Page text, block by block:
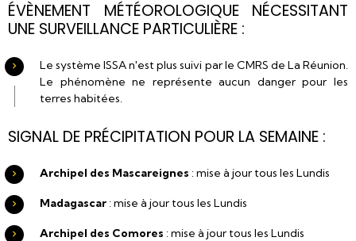
ÉVÈNEMENT MÉTÉOROLOGIQUE NÉCESSITANT
UNE SURVEILLANCE PARTICULIÈRE :
Le système ISSA n'est plus suivi par le CMRS de La Réunion.
Le phénomène ne représente aucun danger pour les
terres habitées.
SIGNAL DE PRÉCIPITATION POUR LA SEMAINE :
Archipel des Mascareignes : mise à jour tous les Lundis
Madagascar : mise à jour tous les Lundis
Archipel des Comores : mise à jour tous les Lundis